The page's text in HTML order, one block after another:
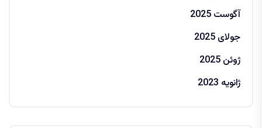
آگوست 2025
جولای 2025
ژوئن 2025
ژانویه 2023